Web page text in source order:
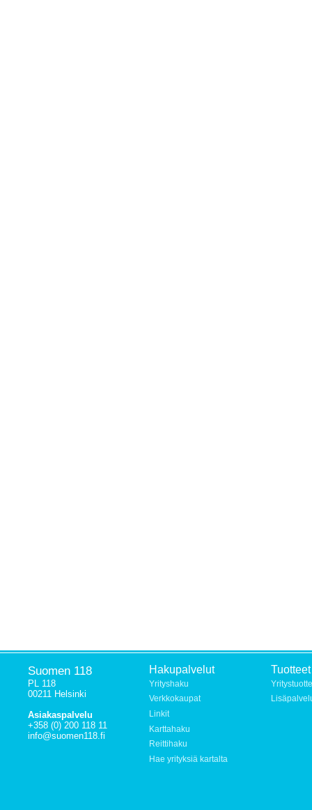
Suomen 118
PL 118
00211 Helsinki
Asiakaspalvelu
+358 (0) 200 118 11
info@suomen118.fi
Hakupalvelut
Yrityshaku
Verkkokaupat
Linkit
Karttahaku
Reittihaku
Hae yrityksiä kartalta